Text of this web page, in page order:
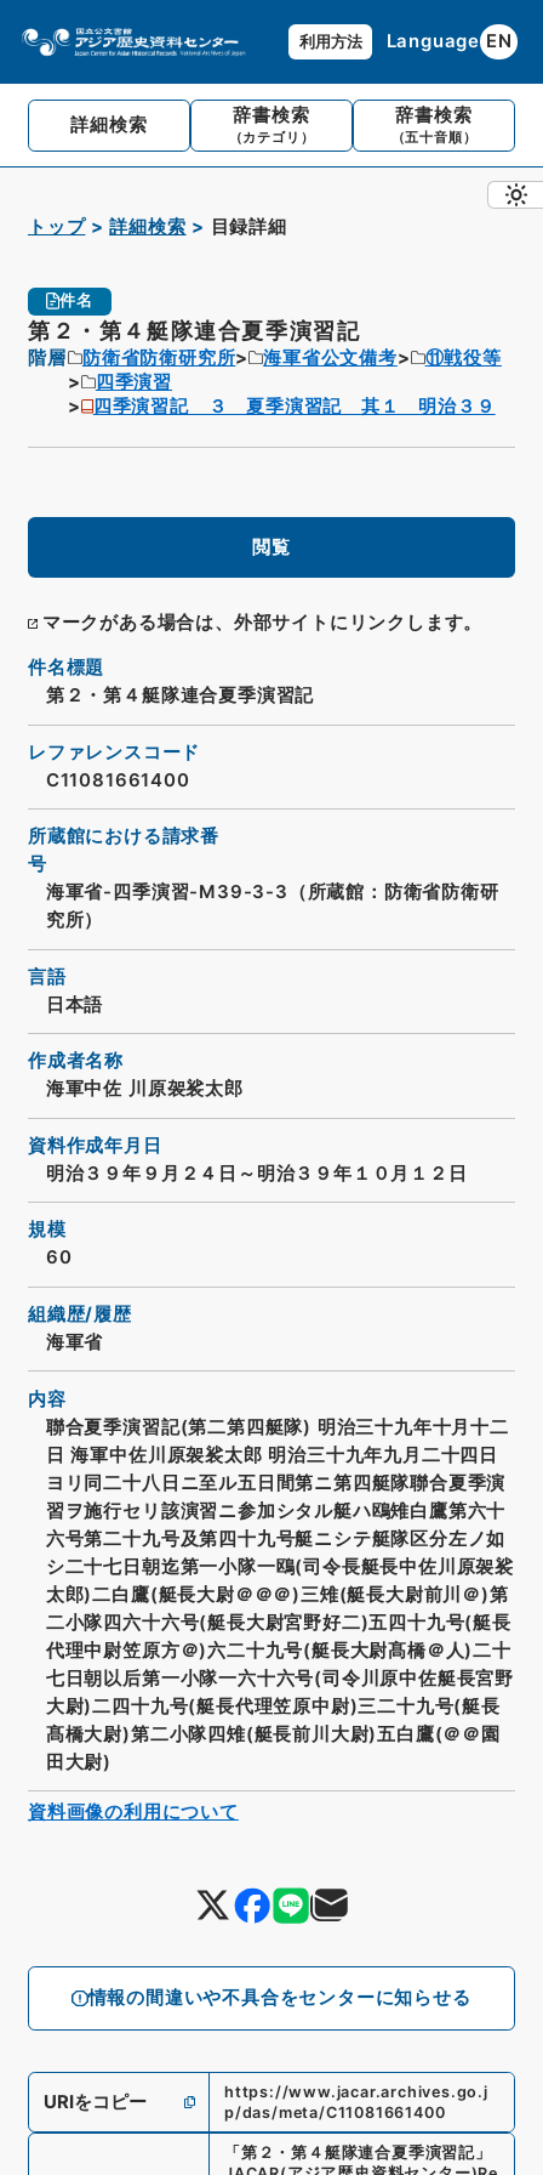
利用方法 Language EN
詳細検索 辞書検索
（カテゴリ）
辞書検索
（五十音順）
トップ 詳細検索 目録詳細
件名
第２・第４艇隊連合夏季演習記
階層 防衛省防衛研究所 海軍省公文備考
⑪戦役等
四季演習
四季演習記 ３ 夏季演習記 其１ 明治３９
閲覧
マークがある場合は、外部サイトにリンクします。
情報の間違いや不具合をセンターに知らせる
件名標題
第２・第４艇隊連合夏季演習記
レファレンスコード
C11081661400
所蔵館における請求番
号
海軍省-四季演習-M39-3-3（所蔵館：防衛省防衛研
究所）
言語
日本語
作成者名称
海軍中佐 川原袈裟太郎
資料作成年月日
明治３９年９月２４日～明治３９年１０月１２日
規模
60
組織歴/履歴
海軍省
内容
聯合夏季演習記(第二第四艇隊) 明治三十九年十月十二
日 海軍中佐川原袈裟太郎 明治三十九年九月二十四日
ヨリ同二十八日ニ至ル五日間第ニ第四艇隊聯合夏季演
習ヲ施行セリ該演習ニ参加シタル艇ハ鴎雉白鷹第六十
六号第二十九号及第四十九号艇ニシテ艇隊区分左ノ如
シ二十七日朝迄第一小隊一鴎(司令長艇長中佐川原袈裟
太郎)二白鷹(艇長大尉＠＠＠)三雉(艇長大尉前川＠)第
二小隊四六十六号(艇長大尉宮野好二)五四十九号(艇長
代理中尉笠原方＠)六二十九号(艇長大尉髙橋＠人)二十
七日朝以后第一小隊一六十六号(司令川原中佐艇長宮野
大尉)二四十九号(艇長代理笠原中尉)三二十九号(艇長
髙橋大尉)第二小隊四雉(艇長前川大尉)五白鷹(＠＠園
田大尉)
URIをコピー
https://www.jacar.archives.go.j
p/das/meta/C11081661400
「 第２・第４艇隊連合夏季演習記」
資料画像の利用について